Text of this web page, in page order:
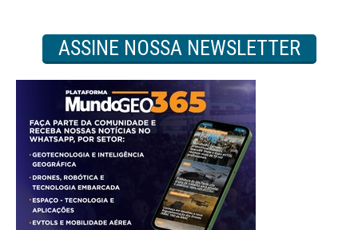
ASSINE NOSSA NEWSLETTER